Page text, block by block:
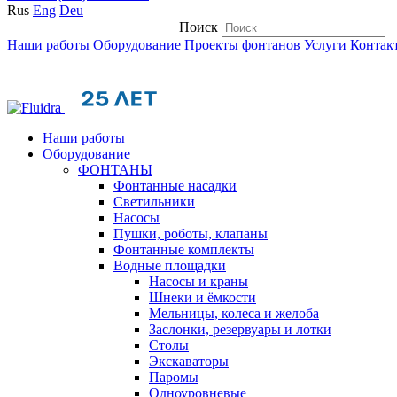
Rus Eng Deu
Поиск
Наши работы Оборудование Проекты фонтанов Услуги
Наши работы
Оборудование
ФОНТАНЫ
Фонтанные насадки
Cветильники
Насосы
Пушки, роботы, клапаны
Фонтанные комплекты
Водные площадки
Насосы и краны
Шнеки и ёмкости
Мельницы, колеса и желоба
Заслонки, резервуары и лотки
Столы
Экскаваторы
Паромы
Одноуровневые